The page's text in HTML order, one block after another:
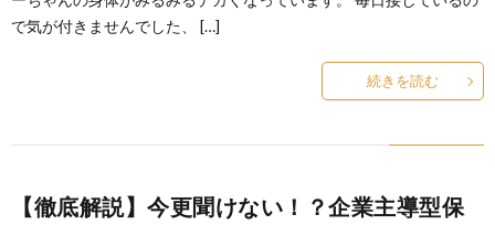
で気が付きませんでした、 […]
続きを読む
【徹底解説】今更聞けない！？企業主導型保